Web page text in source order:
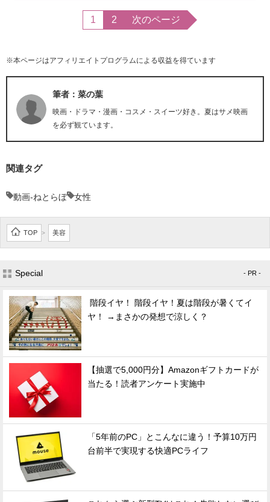
1 2 次のページ
※本ページはアフィリエイトプログラムによる収益を得ています
筆者：菜の葉
映画・ドラマ・漫画・コスメ・スイーツ好き。夏はサメ映画
を必ず観ています。
関連タグ
動画-ねとらぼ 女性
TOP > 美容
Special - PR -
階段イヤ！ 階段イヤ！夏は階段が暑くてイ
ヤ！ →まさかの発想で涼しく？
【抽選で5,000円分】Amazonギフトカードが
当たる！読者アンケート実施中
「5年前のPC」とこんなに違う！予算10万円
台前半で実現する快適PCライフ